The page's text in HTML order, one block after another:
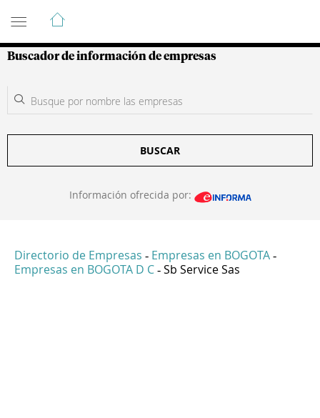
Guía de Empresas Colombianas
Buscador de información de empresas
BUSCAR
Información ofrecida por:
Directorio de Empresas - Empresas en BOGOTA -
Empresas en BOGOTA D C - Sb Service Sas